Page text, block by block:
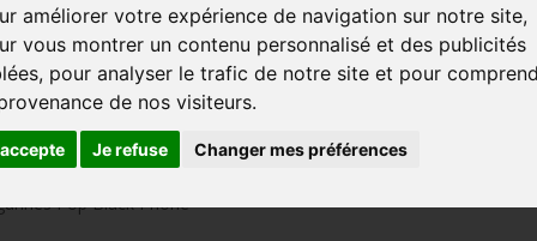
améliorer votre expérience de navigation sur notre site,
vous montrer un contenu personnalisé et des publicités
pour analyser le trafic de notre site et pour
de nos visiteurs.
Je refuse Changer mes préférences
AUTRES COMICS MUSIQUE SPORTS POP
FUNKO HOME FUNKO VINYL SODA RETRO
CARTE A JOUER
Pop Black Phone